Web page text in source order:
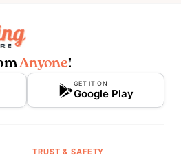
Anyone!
GET IT ON
Google Play
TRUST & SAFETY